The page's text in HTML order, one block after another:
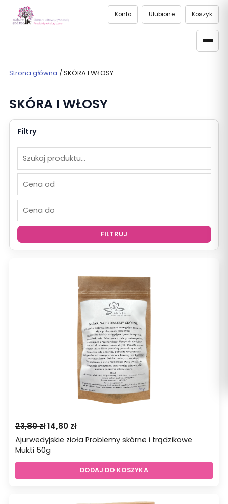
Konto Ulubione Koszyk
Strona główna / SKÓRA I WŁOSY
SKÓRA I WŁOSY
Filtry
produktów
od
do
FILTRUJ
23,80zł Pierwotna
cena
wynosiła:
23,80 zł.
14,80 złAktualna
cena
14,80 zł.
Ajurwedyjskie zioła Problemy skórne i trądzikowe
Mukti 50g
DODAJ DO KOSZYKA